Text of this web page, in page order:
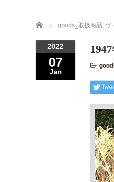
Home goods_取扱商品, ヴ
2022
07
Jan